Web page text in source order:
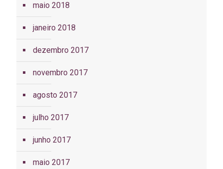
maio 2018
janeiro 2018
dezembro 2017
novembro 2017
agosto 2017
julho 2017
junho 2017
maio 2017